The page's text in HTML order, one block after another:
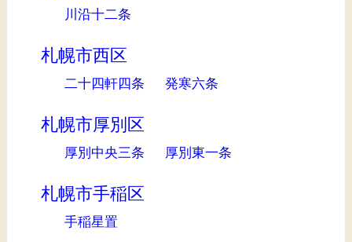
川沿十二条
札幌市西区
二十四軒四条 発寒六条
札幌市厚別区
厚別中央三条 厚別東一条
札幌市手稲区
手稲星置